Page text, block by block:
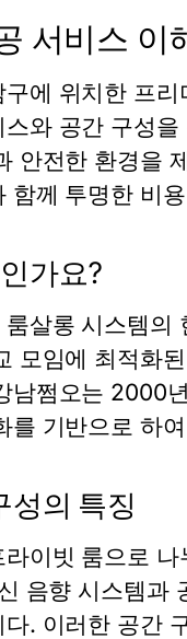
서비스 이
에 위치한 프
와 공간 구성
안전한 환경을
함께 투명한 비
가요?
살롱 시스템의
모임에 최적화
남쩜오는 2000
를 기반으로 하
성의 특징
이빗 룸으로
음향 시스템과
. 이러한 공간